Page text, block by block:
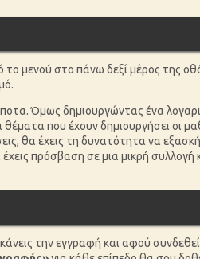
μενού στο πάνω δεξί μέρος της
Όμως δημιουργώντας ένα
που έχουν δημιουργήσει οι
θα έχεις τη δυνατότητα να
πρόσβαση σε μια μικρή συλλογή
την εγγραφή και αφού